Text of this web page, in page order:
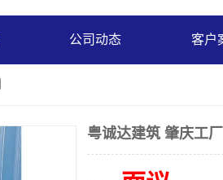
公司动态 客户
粤诚达建筑 肇庆工